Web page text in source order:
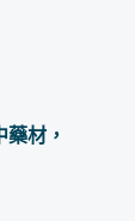
材，